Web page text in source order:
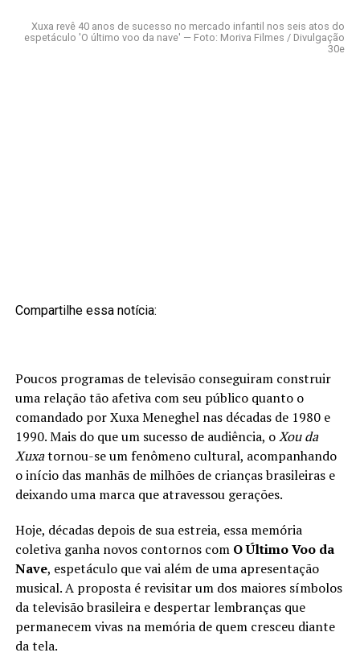
Xuxa revê 40 anos de sucesso no mercado infantil nos seis atos do
espetáculo 'O último voo da nave' — Foto: Moriva Filmes / Divulgação
30e
Compartilhe essa notícia:
Poucos programas de televisão conseguiram construir
uma relação tão afetiva com seu público quanto o
comandado por Xuxa Meneghel nas décadas de 1980 e
1990. Mais do que um sucesso de audiência, oXou da
Xuxatornou-se um fenômeno cultural, acompanhando
o início das manhãs de milhões de crianças brasileiras e
deixando uma marca que atravessou gerações.
Hoje, décadas depois de sua estreia, essa memória
coletiva ganha novos contornos com O Último Voo da
Nave, espetáculo que vai além de uma apresentação
musical. A proposta é revisitar um dos maiores símbolos
da televisão brasileira e despertar lembranças que
permanecem vivas na memória de quem cresceu diante
da tela.